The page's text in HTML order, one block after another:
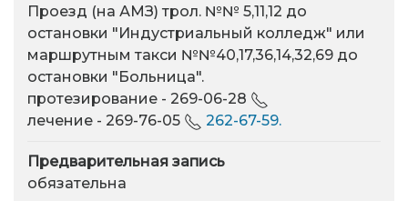
Проезд (на АМЗ) трол. №№ 5,11,12 до
остановки "Индустриальный колледж" или
маршрутным такси №№40,17,36,14,32,69 до
остановки "Больница".
протезирование - 269-06-28
лечение - 269-76-05
262-67-59.
Предварительная запись
обязательна